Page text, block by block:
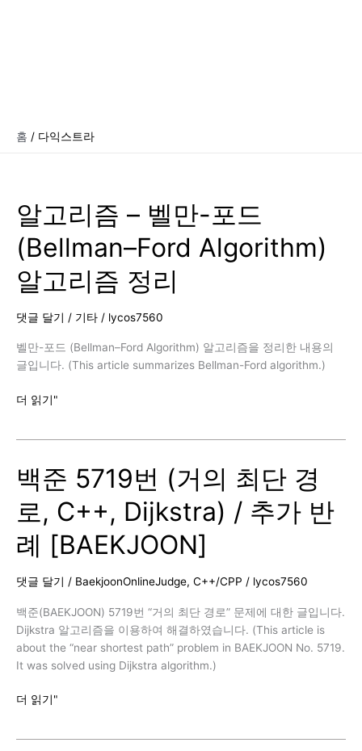
홈 다익스트라
알고리즘 – 벨만-포드
(Bellman–Ford Algorithm)
알고리즘 정리
댓글 달기 / 기타 / lycos7560
벨만-포드 (Bellman–Ford Algorithm) 알고리즘을 정리한 내용의
글입니다. (This article summarizes Bellman-Ford algorithm.)
알
–
벨
만-
포
드
(Bellman–
Ford
알
고
리
즘
리
더 읽기"
백준 5719번 (거의 최단 경
로, C++, Dijkstra) / 추가 반
례 [BAEKJOON]
댓글 달기 / BaekjoonOnlineJudge, C++/CPP / lycos7560
백준(BAEKJOON) 5719번 “거의 최단 경로” 문제에 대한 글입니다.
Dijkstra 알고리즘을 이용하여 해결하였습니다. (This article is
about the “near shortest path” problem in BAEKJOON No. 5719.
It was solved using Dijkstra algorithm.)
백
더 읽기"